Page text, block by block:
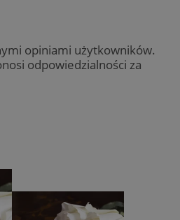
opiniami użytkowników.
odpowiedzialności za